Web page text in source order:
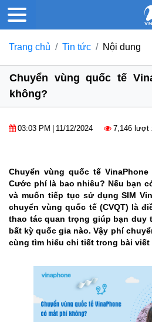
Trang chủ Tin tức Nội dung
Chuyển vùng quốc tế
không?
03:03 PM 11/12/2024 7,146 lượt
Chuyển vùng quốc tế
Cước phí là bao nhiêu? Nếu bạn
và muốn tiếp tục sử dụng SIM
chuyển vùng quốc tế (CVQT) là
thao tác quan trọng giúp bạn duy
bất kỳ quốc gia nào. Vậy phí
cùng tìm hiểu chi tiết trong bài viết